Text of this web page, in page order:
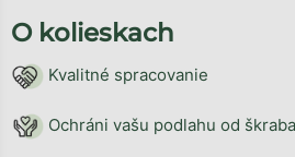
O kolieskach
Kvalitné spracovanie
Ochráni vašu podlahu od